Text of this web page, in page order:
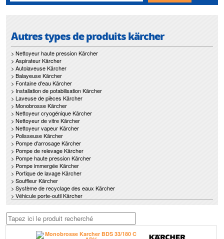
Autres types de produits kärcher
> Nettoyeur haute pression Kärcher
> Aspirateur Kärcher
> Autolaveuse Kärcher
> Balayeuse Kärcher
> Fontaine d'eau Kärcher
> Installation de potabilisation Kärcher
> Laveuse de pièces Kärcher
> Monobrosse Kärcher
> Nettoyeur cryogénique Kärcher
> Nettoyeur de vitre Kärcher
> Nettoyeur vapeur Kärcher
> Polisseuse Kärcher
> Pompe d'arrosage Kärcher
> Pompe de relevage Kärcher
> Pompe haute pression Kärcher
> Pompe immergée Kärcher
> Portique de lavage Kärcher
> Souffleur Kärcher
> Système de recyclage des eaux Kärcher
> Véhicule porte-outil Kärcher